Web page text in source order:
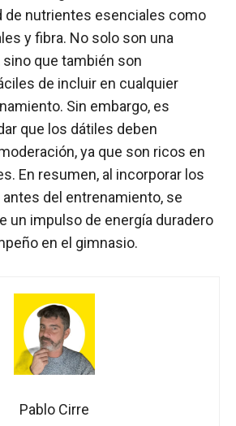
de nutrientes esenciales como
y fibra. No solo son una
que también son
de incluir en cualquier
Sin embargo, es
que los dátiles deben
ya que son ricos en
En resumen, al incorporar los
del entrenamiento, se
un impulso de energía duradero
en el gimnasio.
Pablo Cirre